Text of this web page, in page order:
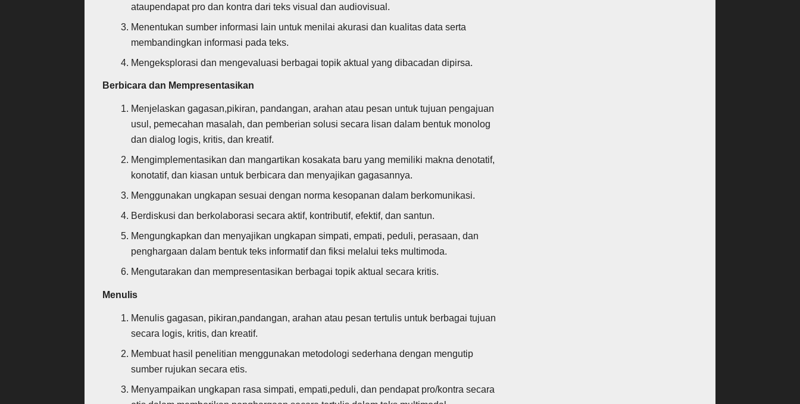
ataupendapat pro dan kontra dari teks visual dan audiovisual.
Menentukan sumber informasi lain untuk menilai akurasi dan kualitas data serta
membandingkan informasi pada teks.
Mengeksplorasi dan mengevaluasi berbagai topik aktual yang dibacadan dipirsa.
Berbicara dan Mempresentasikan
Menjelaskan gagasan,pikiran, pandangan, arahan atau pesan untuk tujuan pengajuan
usul, pemecahan masalah, dan pemberian solusi secara lisan dalam bentuk monolog
dan dialog logis, kritis, dan kreatif.
Mengimplementasikan dan mangartikan kosakata baru yang memiliki makna denotatif,
konotatif, dan kiasan untuk berbicara dan menyajikan gagasannya.
Menggunakan ungkapan sesuai dengan norma kesopanan dalam berkomunikasi.
Berdiskusi dan berkolaborasi secara aktif, kontributif, efektif, dan santun.
Mengungkapkan dan menyajikan ungkapan simpati, empati, peduli, perasaan, dan
penghargaan dalam bentuk teks informatif dan fiksi melalui teks multimoda.
Mengutarakan dan mempresentasikan berbagai topik aktual secara kritis.
Menulis
Menulis gagasan, pikiran,pandangan, arahan atau pesan tertulis untuk berbagai tujuan
secara logis, kritis, dan kreatif.
Membuat hasil penelitian menggunakan metodologi sederhana dengan mengutip
sumber rujukan secara etis.
Menyampaikan ungkapan rasa simpati, empati,peduli, dan pendapat pro/kontra secara